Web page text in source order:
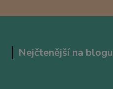
Nejčtenější na blogu